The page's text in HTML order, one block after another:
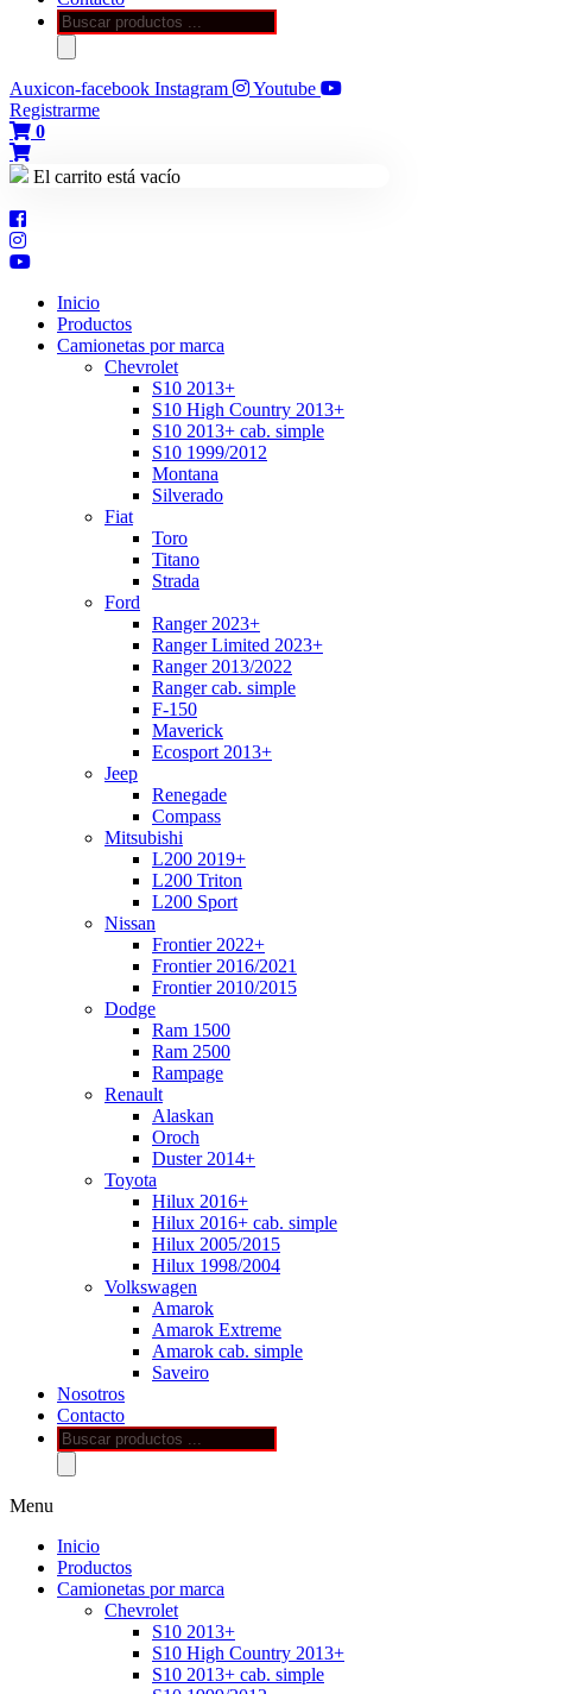
Búsqueda
de
productos
Auxicon-facebook Instagram
Youtube
Registrarme
0
El carrito está vacío
Inicio
Productos
Camionetas por marca
Chevrolet
S10 2013+
S10 High Country 2013+
S10 2013+ cab. simple
S10 1999/2012
Montana
Silverado
Fiat
Toro
Titano
Strada
Ford
Ranger 2023+
Ranger Limited 2023+
Ranger 2013/2022
Ranger cab. simple
F-150
Maverick
Ecosport 2013+
Jeep
Renegade
Compass
Mitsubishi
L200 2019+
L200 Triton
L200 Sport
Nissan
Frontier 2022+
Frontier 2016/2021
Frontier 2010/2015
Dodge
Ram 1500
Ram 2500
Rampage
Renault
Alaskan
Oroch
Duster 2014+
Toyota
Hilux 2016+
Hilux 2016+ cab. simple
Hilux 2005/2015
Hilux 1998/2004
Volkswagen
Amarok
Amarok Extreme
Amarok cab. simple
Saveiro
Nosotros
Contacto
Búsqueda
de
productos
Menu
Inicio
Productos
Camionetas por marca
Chevrolet
S10 2013+
S10 High Country 2013+
S10 2013+ cab. simple